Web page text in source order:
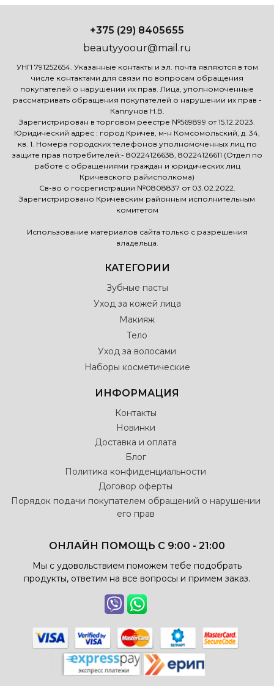
+375 (29) 8405655
beautyyoour@mail.ru
УНП 791252654. Указанные контакты и эл. почта являются в том
числе контактами для связи по вопросам обращения
покупателей о нарушении их прав. Лица, уполномоченные
рассматривать обращения покупателей о нарушении их прав -
Каплунов Н.В.
Зарегистрирован в торговом реестре №569899 от 15.12.2023.
Юридический адрес : город Кричев, м-н Комсомольский, д. 34,
кв. 1. Номера городских телефонов уполномоченных лиц по
защите прав потребителей:- 80224126638, 80224126611 (Отдел по
работе с обращениями граждан и юридических лиц
Кричевского райисполкома)
Св-во о госрегистрации №0808837 от 03.02.2022.
Зарегистрировано Кричевским районным исполнительным
комитетом
Использование материалов сайта только с разрешения
владельца.
КАТЕГОРИИ
Зубные пасты
Уход за кожей лица
Макияж
Тело
Уход за волосами
Наборы косметические
ИНФОРМАЦИЯ
Контакты
Новинки
Доставка и оплата
Блог
Политика конфиденциальности
Договор оферты
Порядок подачи покупателем обращений о нарушении
его прав
ОНЛАЙН ПОМОЩЬ С 9:00 - 21:00
Мы с удовольствием поможем тебе подобрать
продукты, ответим на все вопросы и примем заказ.